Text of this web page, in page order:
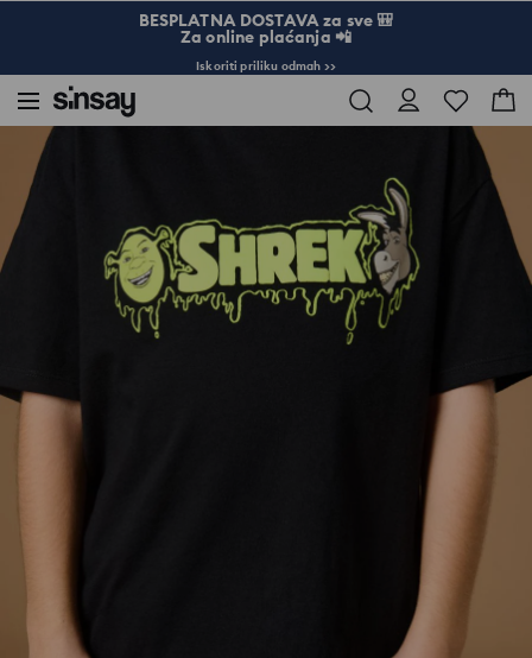
BESPLATNA DOSTAVA za sve 🎒
Za online plaćanja 📲
Iskoriti priliku odmah >>
Sinsay